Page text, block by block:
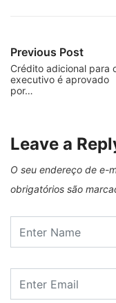
Previous Post
Crédito adicional para
executivo é aprovado
por…
Leave a
O seu endereço de e-
obrigatórios são